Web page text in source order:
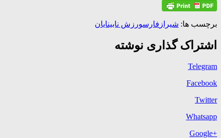
برچسب ها: شیراز فارسورزش نابینایان
اشتراک گذاری نوشته
Telegram
Facebook
Twitter
Whatsapp
+Google